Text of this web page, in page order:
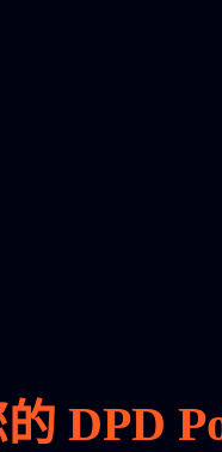
DPD